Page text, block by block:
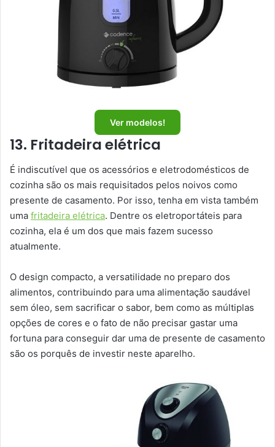
Ver modelos!
13. Fritadeira elétrica
É indiscutível que os acessórios e eletrodomésticos de
cozinha são os mais requisitados pelos noivos como
presente de casamento. Por isso, tenha em vista também
uma fritadeira elétrica. Dentre os eletroportáteis para
cozinha, ela é um dos que mais fazem sucesso
atualmente.
O design compacto, a versatilidade no preparo dos
alimentos, contribuindo para uma alimentação saudável
sem óleo, sem sacrificar o sabor, bem como as múltiplas
opções de cores e o fato de não precisar gastar uma
fortuna para conseguir dar uma de presente de casamento
são os porquês de investir neste aparelho.